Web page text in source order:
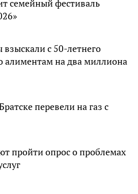
семейный фестиваль
с 50-летнего
алиментам на два миллиона
перевели на газ с
пройти опрос о проблемах